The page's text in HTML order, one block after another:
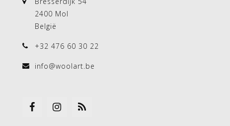
2400 Mol
België
+32 476 60 30 22
info@woolart.be